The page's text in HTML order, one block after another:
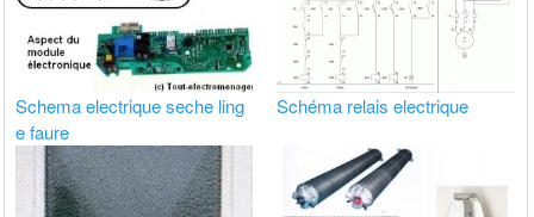
Schema electrique seche ling
e faure
Schéma relais electrique